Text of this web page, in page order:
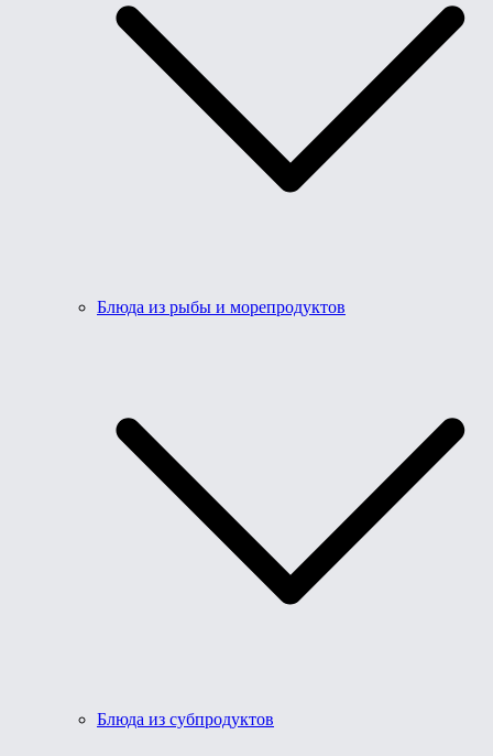
Блюда из рыбы и морепродуктов
Блюда из субпродуктов